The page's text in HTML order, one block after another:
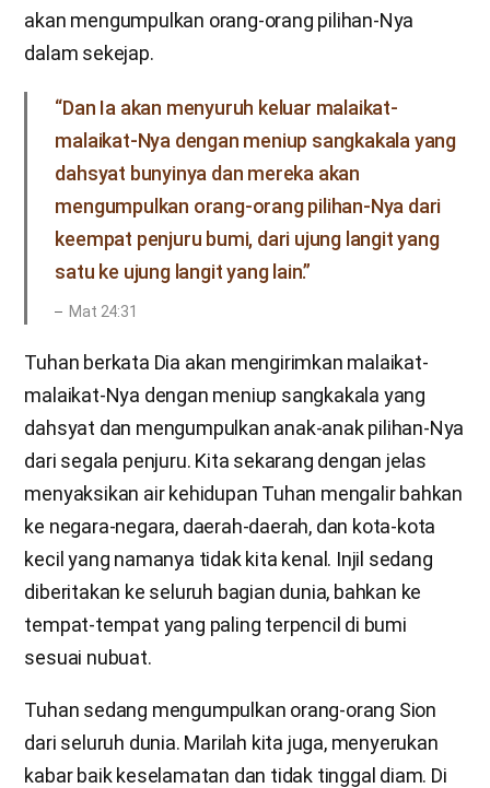
akan mengumpulkan orang-orang pilihan-Nya
dalam sekejap.
“Dan Ia akan menyuruh keluar malaikat-
malaikat-Nya dengan meniup sangkakala yang
dahsyat bunyinya dan mereka akan
mengumpulkan orang-orang pilihan-Nya dari
keempat penjuru bumi, dari ujung langit yang
satu ke ujung langit yang lain.”
Mat 24:31
Tuhan berkata Dia akan mengirimkan malaikat-
malaikat-Nya dengan meniup sangkakala yang
dahsyat dan mengumpulkan anak-anak pilihan-Nya
dari segala penjuru. Kita sekarang dengan jelas
menyaksikan air kehidupan Tuhan mengalir bahkan
ke negara-negara, daerah-daerah, dan kota-kota
kecil yang namanya tidak kita kenal. Injil sedang
diberitakan ke seluruh bagian dunia, bahkan ke
tempat-tempat yang paling terpencil di bumi
sesuai nubuat.
Tuhan sedang mengumpulkan orang-orang Sion
dari seluruh dunia. Marilah kita juga, menyerukan
kabar baik keselamatan dan tidak tinggal diam. Di